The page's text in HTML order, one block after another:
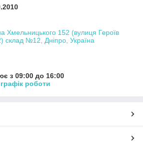
Хмельницького 152 (вулиця Героїв
склад №12, Дніпро, Україна
з 09:00 до 16:00
роботи